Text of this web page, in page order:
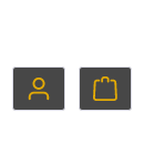
hast 0 Produkte